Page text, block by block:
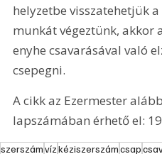
helyzetbe visszatehetjük a
munkát végeztünk, akkor
enyhe csavarásával való
csepegni.
A cikk az Ezermester
lapszámában érhető el:
szerszámvízkéziszerszámcsap